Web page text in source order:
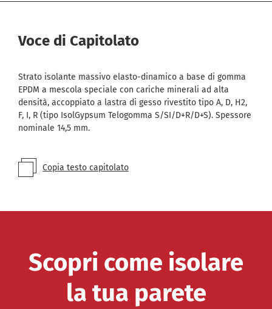
Voce di Capitolato
Strato isolante massivo elasto-dinamico a base di gomma
EPDM a mescola speciale con cariche minerali ad alta
densità, accoppiato a lastra di gesso rivestito tipo A, D, H2,
F, I, R (tipo IsolGypsum Telogomma S/SI/D+R/D+S). Spessore
nominale 14,5 mm.
Copia testo capitolato
Scopri come isolare
la tua parete